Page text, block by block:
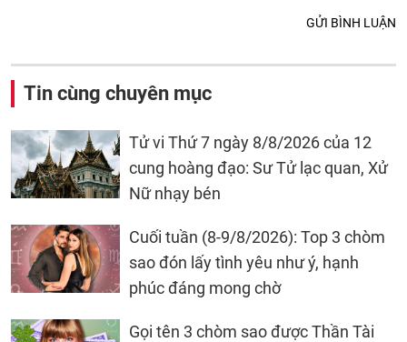
GỬI BÌNH LUẬN
Tin cùng chuyên mục
Tử vi Thứ 7 ngày 8/8/2026 của 12
cung hoàng đạo: Sư Tử lạc quan, Xử
Nữ nhạy bén
Cuối tuần (8-9/8/2026): Top 3 chòm
sao đón lấy tình yêu như ý, hạnh
phúc đáng mong chờ
Gọi tên 3 chòm sao được Thần Tài